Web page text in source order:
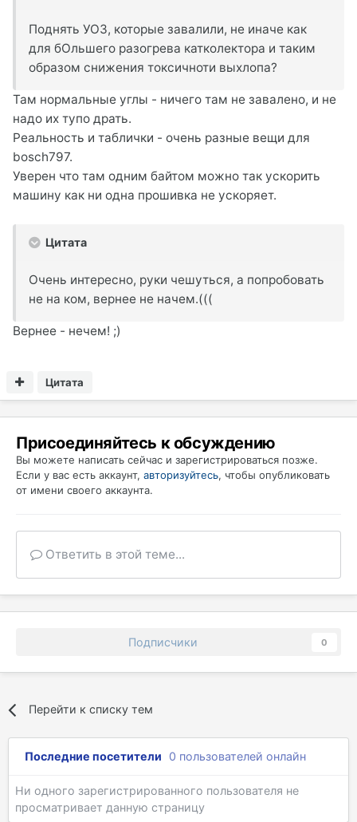
Поднять УОЗ, которые завалили, не иначе как
для бОльшего разогрева катколектора и таким
образом снижения токсичноти выхлопа?
Там нормальные углы - ничего там не завалено, и не
надо их тупо драть.
Реальность и таблички - очень разные вещи для
bosch797.
Уверен что там одним байтом можно так ускорить
машину как ни одна прошивка не ускоряет.
Цитата
Очень интересно, руки чешуться, а попробовать
не на ком, вернее не начем.(((
Вернее - нечем! ;)
Цитата
Присоединяйтесь к обсуждению
Вы можете написать сейчас и зарегистрироваться позже.
Если у вас есть аккаунт, авторизуйтесь, чтобы опубликовать
от имени своего аккаунта.
Ответить в этой теме...
Подписчики 0
Перейти к списку тем
Последние посетители 0 пользователей онлайн
Ни одного зарегистрированного пользователя не
просматривает данную страницу